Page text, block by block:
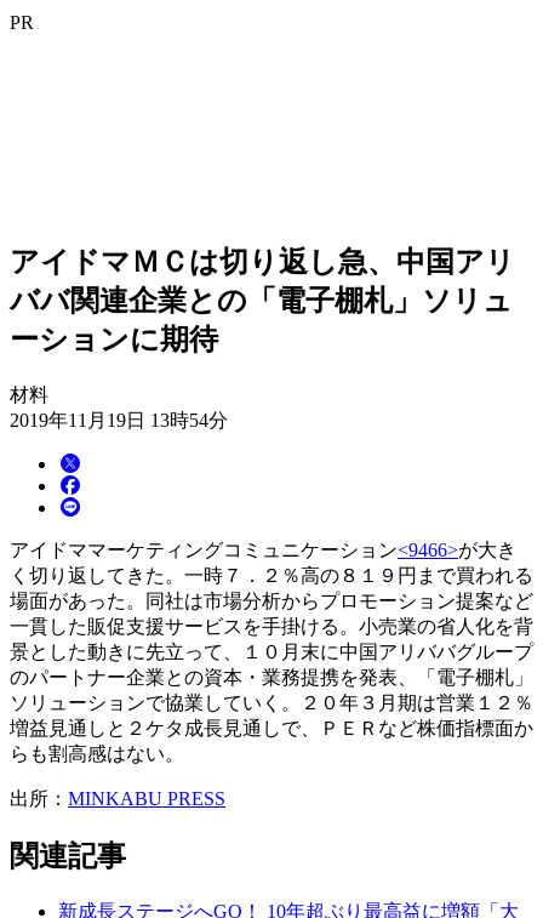
PR
アイドマＭＣは切り返し急、中国アリ
ババ関連企業との「電子棚札」ソリュ
ーションに期待
材料
2019年11月19日 13時54分
アイドママーケティングコミュニケーション<9466>が大き
く切り返してきた。一時７．２％高の８１９円まで買われる
場面があった。同社は市場分析からプロモーション提案など
一貫した販促支援サービスを手掛ける。小売業の省人化を背
景とした動きに先立って、１０月末に中国アリババグループ
のパートナー企業との資本・業務提携を発表、「電子棚札」
ソリューションで協業していく。２０年３月期は営業１２％
増益見通しと２ケタ成長見通しで、ＰＥＲなど株価指標面か
らも割高感はない。
出所： MINKABU PRESS
関連記事
新成長ステージへGO！ 10年超ぶり最高益に増額「大